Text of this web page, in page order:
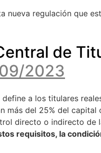
nueva regulación que
de
2023
a los titulares
más del 25% del capital
directo o indirecto de
requisitos, la